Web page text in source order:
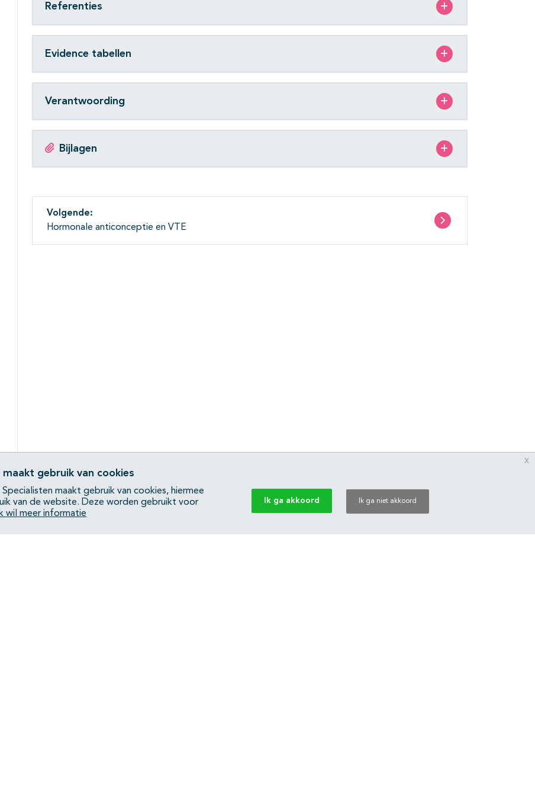
Referenties
Evidence tabellen
Verantwoording
Bijlagen
Volgende:
Hormonale anticonceptie en VTE
gebruik van cookies
maakt gebruik van cookies, hiermee
van de website. Deze worden gebruikt voor
Ik wil meer informatie
Ik ga akkoord Ik ga niet akkoord
x